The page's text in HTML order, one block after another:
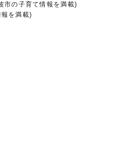
市の子育て情報を満載)
を満載)